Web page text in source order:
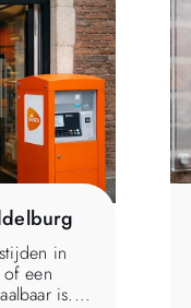
in
een
is....